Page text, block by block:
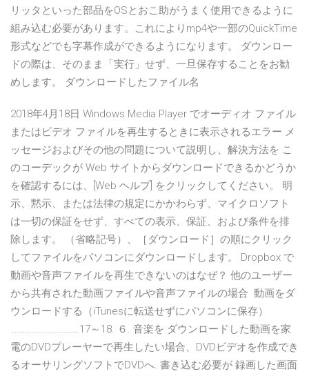
リッタといった部品をOSとおこ助がうまく使用できるように
組み込む必要があります。これによりmp4や一部のQuickTime
形式などでも字幕作成ができるようになります。 ダウンロー
ドの際は、そのまま「実行」せず、一旦保存することをお勧
めします。 ダウンロードしたファイル名
2018年4月18日 Windows Media Player でオーディオ ファイル
またはビデオ ファイルを再生するときに表示されるエラー メ
ッセージおよびその他の問題について説明し、解決方法を こ
のコーデックが Web サイトからダウンロードできるかどうか
を確認するには、[Web ヘルプ] をクリックしてください。 明
示、黙示、または法律の規定にかかわらず、マイクロソフト
は一切の保証をせず、すべての表示、保証、および条件を排
除します。 （省略記号）、［ダウンロード］の順にクリック
してファイルをパソコンにダウンロードします。 Dropbox で
動画や音声ファイルを再生できないのはなぜ？ 他のユーザー
から共有された動画ファイルや音声ファイルの場合 動画をダ
ウンロードする（iTunesに転送せずにパソコンに保存）
…………………………17～18. ６. 音楽を ダウンロードした動画を家
電のDVDプレーヤーで再生したい場合、DVDビデオを作成でき
るオーサリングソフトでDVDへ. 書き込む必要が 録画した画面